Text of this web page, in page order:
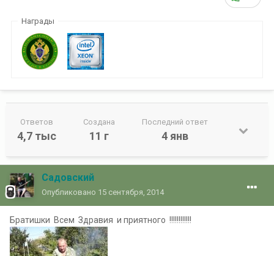
Награды
Ответов
4,7 тыс
Создана
11 г
Последний ответ
4 янв
Садовский
Опубликовано 15 сентября, 2014
Братишки Всем Здравия и приятного !!!!!!!!!!!!